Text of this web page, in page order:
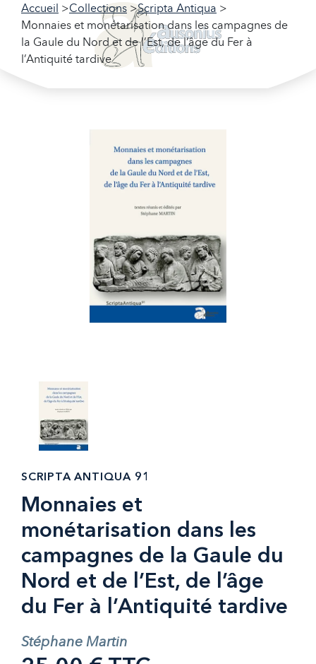
Accueil Collections
Scripta Antiqua
Monnaies et monétarisation dans les campagnes de
la Gaule du Nord et de l’Est, de l’âge du Fer à
l’Antiquité tardive
SCRIPTA ANTIQUA 91
Monnaies et
monétarisation dans les
campagnes de la Gaule du
Nord et de l’Est, de l’âge
du Fer à l’Antiquité tardive
Stéphane Martin